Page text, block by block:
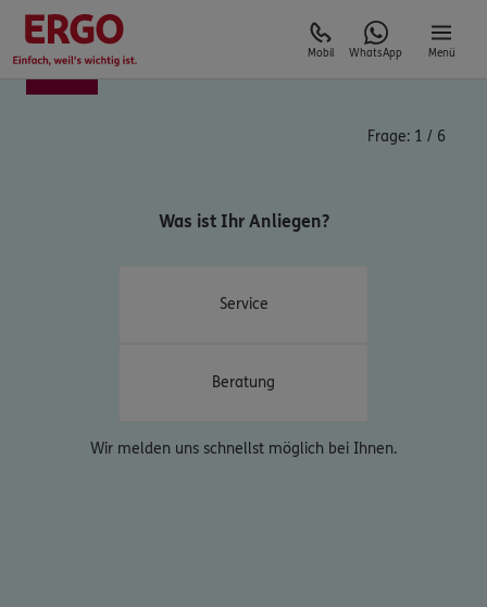
Mobil WhatsApp Menü
Frage: 1 / 6
Was ist Ihr Anliegen?
Service
Beratung
Wir melden uns schnellst möglich bei Ihnen.